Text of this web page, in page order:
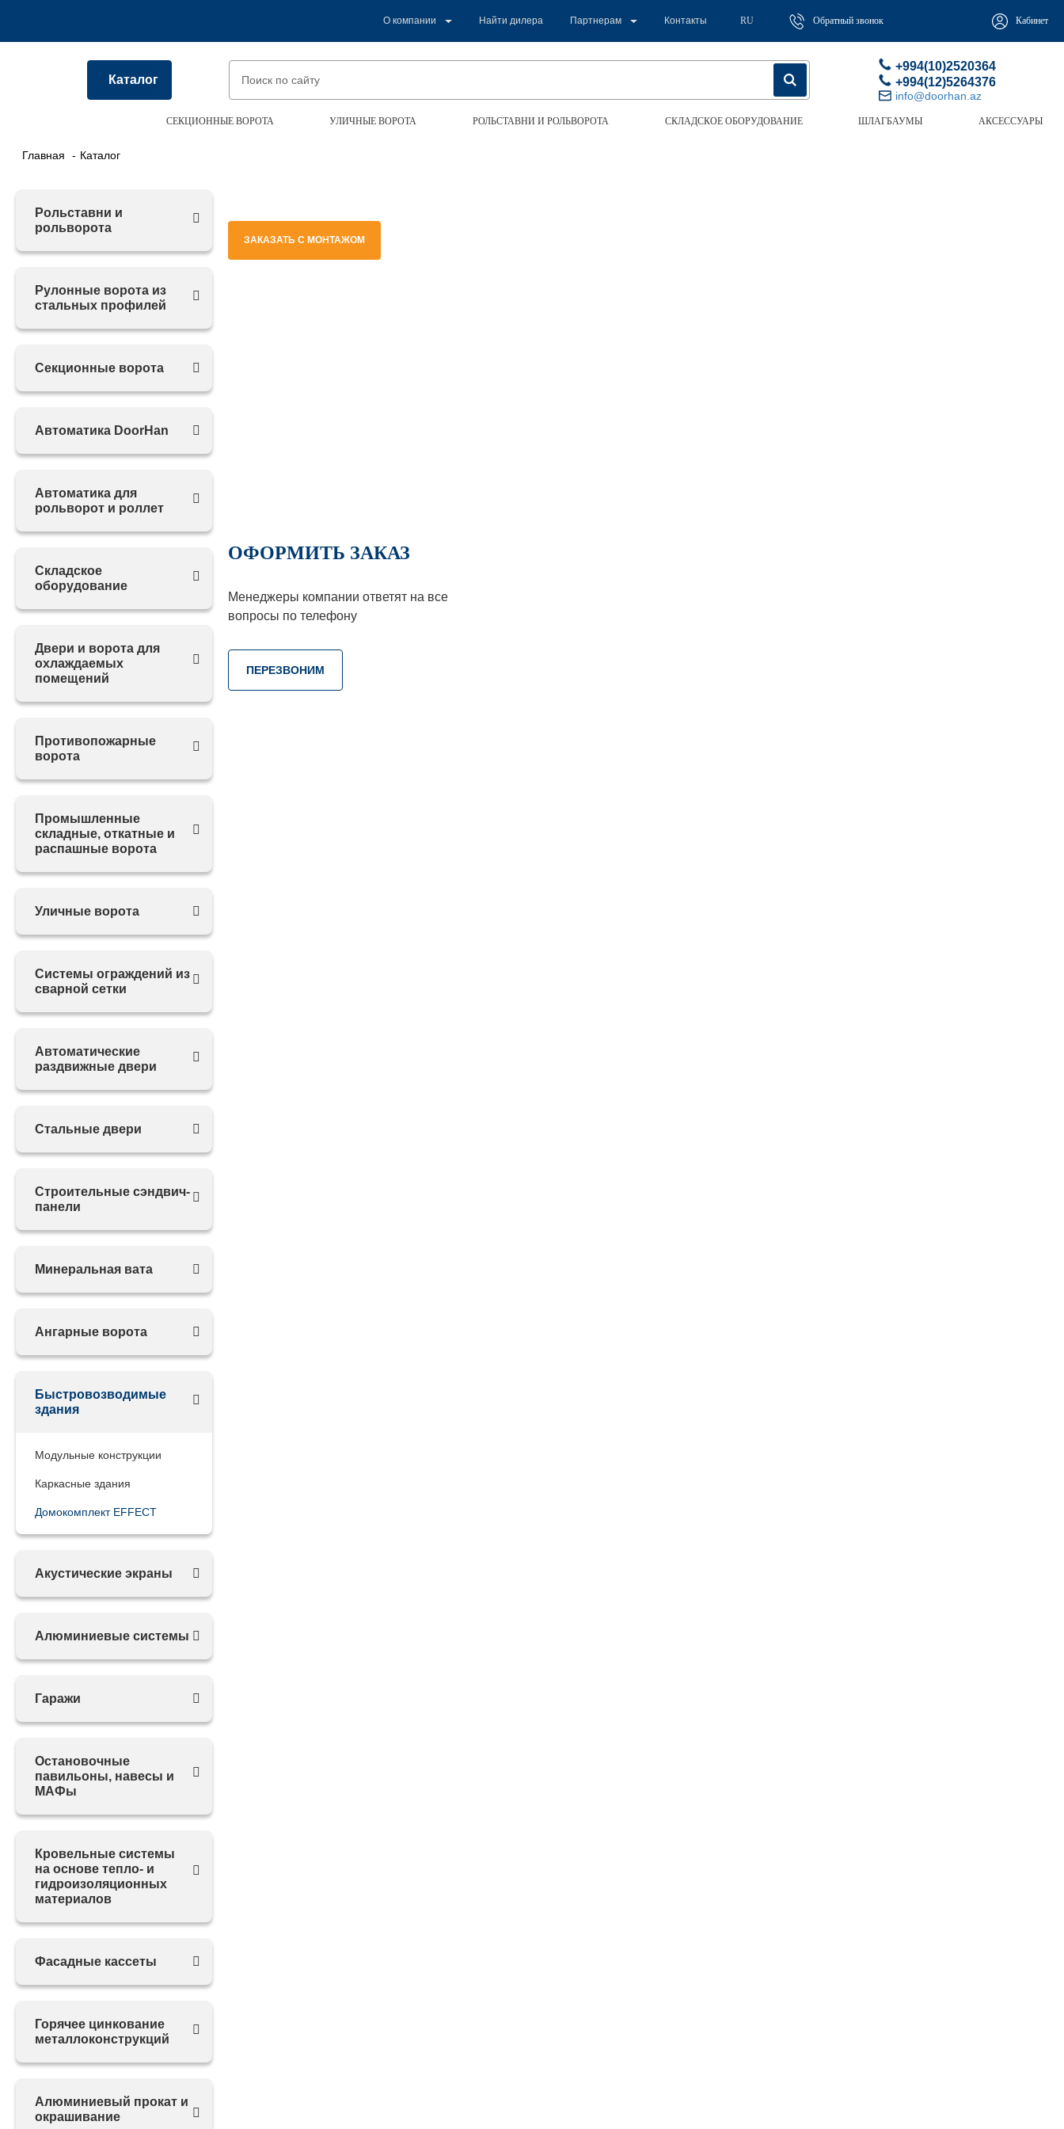
О компании Найти дилера Партнерам Контакты RU Обратный звонок Кабинет
Каталог
+994(10)2520364
+994(12)5264376
info@doorhan.az
СЕКЦИОННЫЕ ВОРОТА УЛИЧНЫЕ ВОРОТА РОЛЬСТАВНИ И РОЛЬВОРОТА СКЛАДСКОЕ ОБОРУДОВАНИЕ ШЛАГБАУМЫ АКСЕССУАРЫ
Главная Каталог
Рольставни и
рольворота
Рулонные ворота из
стальных профилей
Секционные ворота
Автоматика DoorHan
Автоматика для
рольворот и роллет
Складское
оборудование
Двери и ворота для
охлаждаемых
помещений
Противопожарные
ворота
Промышленные
складные, откатные и
распашные ворота
Уличные ворота
Системы ограждений из
сварной сетки
Автоматические
раздвижные двери
Стальные двери
Строительные сэндвич-
панели
Минеральная вата
Ангарные ворота
Быстровозводимые
здания
Модульные конструкции
Каркасные здания
Домокомплект EFFECT
Акустические экраны
Алюминиевые системы
Гаражи
Остановочные
павильоны, навесы и
МАФы
Кровельные системы
на основе тепло- и
гидроизоляционных
материалов
Фасадные кассеты
Горячее цинкование
металлоконструкций
Алюминиевый прокат и
окрашивание
ЗАКАЗАТЬ С МОНТАЖОМ
ОФОРМИТЬ ЗАКАЗ
Менеджеры компании ответят на все
вопросы по телефону
ПЕРЕЗВОНИМ